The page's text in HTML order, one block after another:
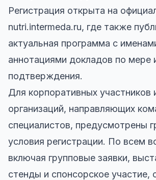
Регистрация открыта на
nutri.intermeda.ru, где также
актуальная программа с
аннотациями докладов по мере
подтверждения.
Для корпоративных участников
организаций, направляющих
специалистов, предусмотрены
условия регистрации. По всем
включая групповые заявки,
стенды и спонсорское участие,